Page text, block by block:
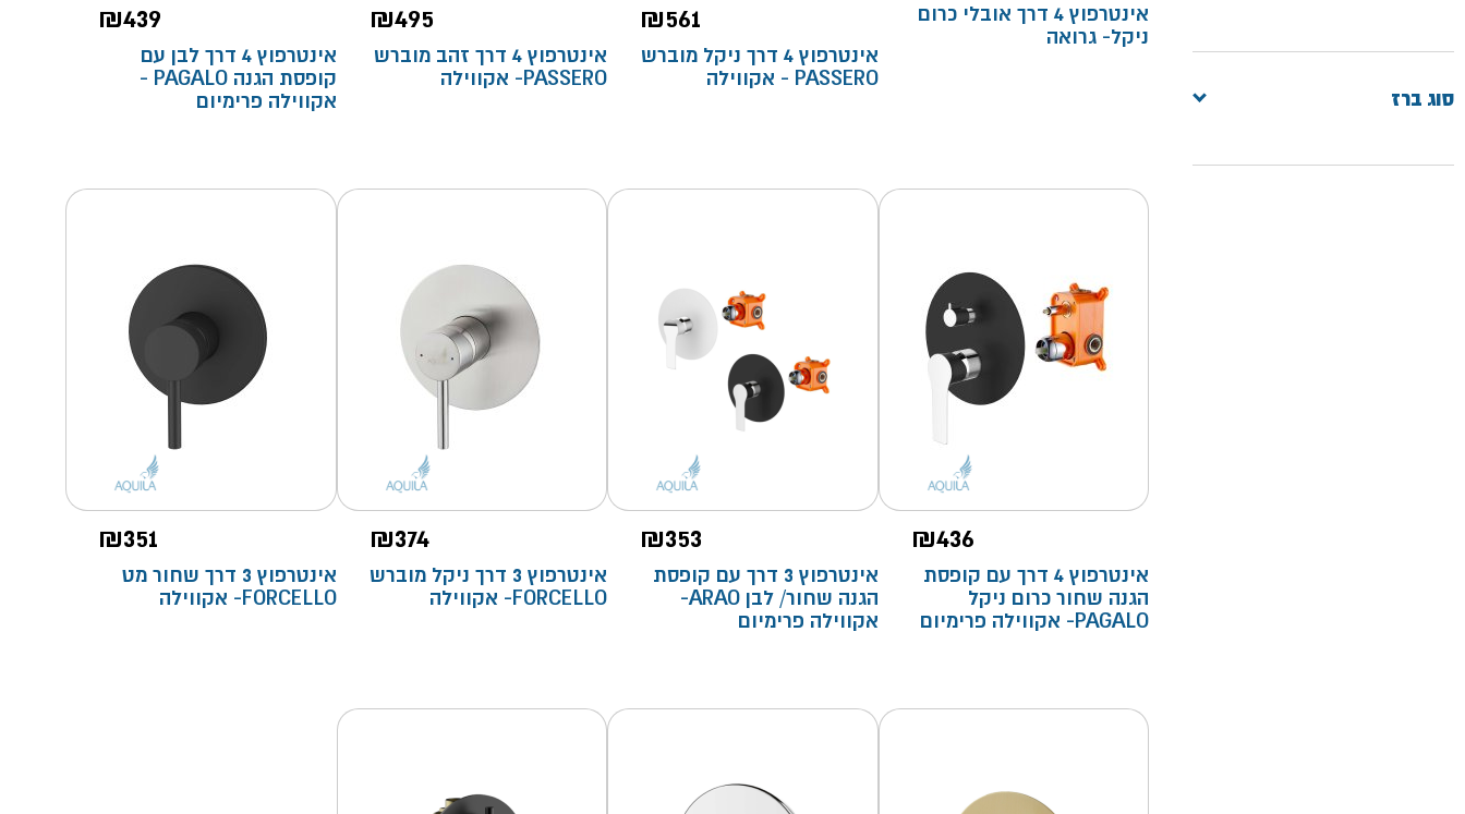
סוג ברז
אינטרפוץ 4 דרך אובלי כרום
ניקל- גרואה
₪561
אינטרפוץ 4 דרך ניקל מוברש
PASSERO - אקווילה
₪495
אינטרפוץ 4 דרך זהב מוברש
PASSERO- אקווילה
₪439
אינטרפוץ 4 דרך לבן עם
קופסת הגנה PAGALO -
אקווילה פרימיום
₪436
אינטרפוץ 4 דרך עם קופסת
הגנה שחור כרום ניקל
PAGALO- אקווילה פרימיום
₪353
אינטרפוץ 3 דרך עם קופסת
הגנה שחור/ לבן ARAO-
אקווילה פרימיום
₪374
אינטרפוץ 3 דרך ניקל מוברש
FORCELLO- אקווילה
₪351
אינטרפוץ 3 דרך שחור מט
FORCELLO- אקווילה